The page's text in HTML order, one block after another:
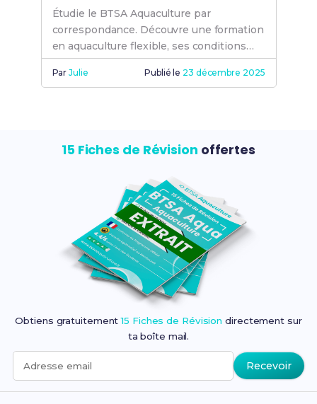
Étudie le BTSA Aquaculture par
correspondance. Découvre une formation
en aquaculture flexible, ses conditions
d'admission, apprentissage, débouchés,
et deviens aquaculteur com. Production
ParJulie Publié le 23 décembre 2025
15 Fiches de Révision offertes
Obtiens gratuitement15 Fiches de Révision directement sur
ta boîte mail.
Adresse email Recevoir